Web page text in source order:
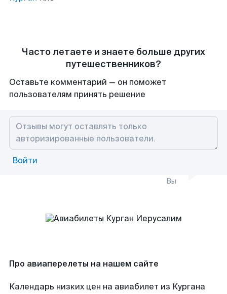
Часто летаете и знаете больше других
путешественников?
Оставьте комментарий — он поможет
пользователям принять решение
Войти
Вы
Про авиаперелеты на нашем сайте
Календарь низких цен на авиабилет из Кургана